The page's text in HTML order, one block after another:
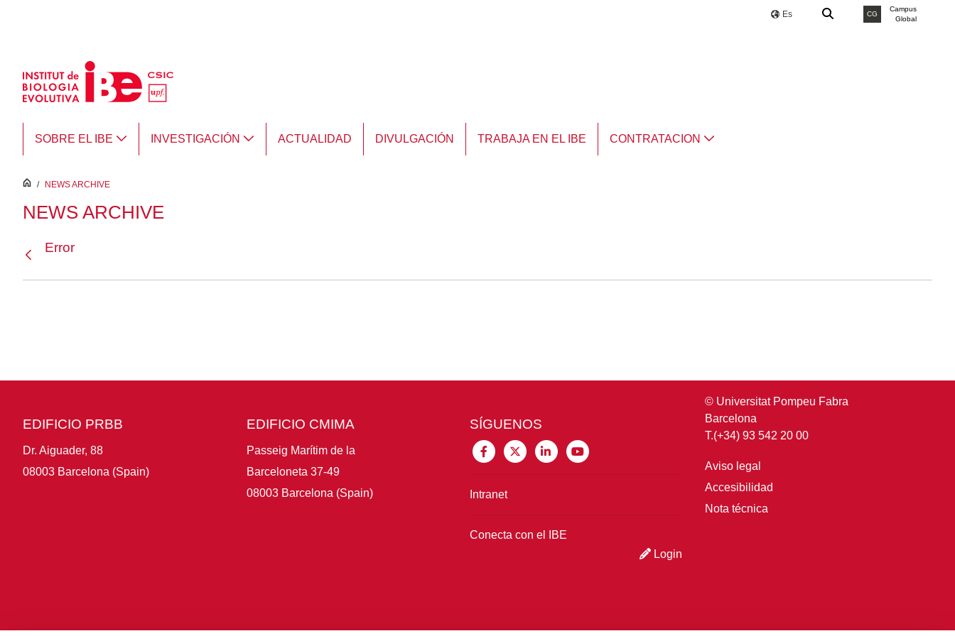
Es CG
Campus
Global
SOBRE EL IBE INVESTIGACIÓN ACTUALIDAD DIVULGACIÓN TRABAJA EN EL IBE CONTRATACION
inici
/ NEWS ARCHIVE
NEWS ARCHIVE
Error
EDIFICIO PRBB
Dr. Aiguader, 88
08003 Barcelona (Spain)
EDIFICIO CMIMA
Passeig Marítim de la
Barceloneta 37-49
08003 Barcelona (Spain)
SÍGUENOS
Intranet
Conecta con el IBE
Login
© Universitat Pompeu Fabra
Barcelona
T.(+34) 93 542 20 00
Aviso legal
Accesibilidad
Nota técnica